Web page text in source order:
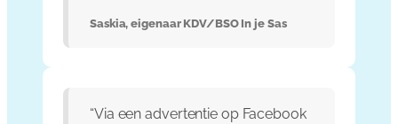
Saskia, eigenaar KDV/BSO In je Sas
“Via een advertentie op Facebook